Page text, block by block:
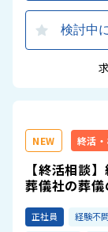
検討中
NEW 終活
【終活相談
葬儀社の葬
正社員
経験不